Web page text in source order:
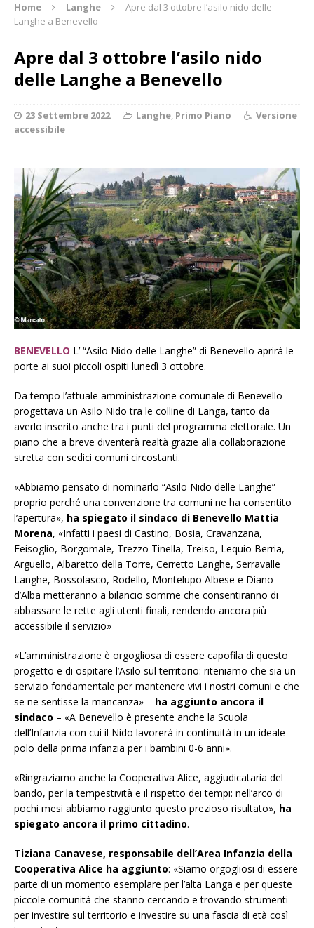
Home Langhe
Apre dal 3 ottobre l’asilo nido delle
Langhe a Benevello
Apre dal 3 ottobre l’asilo nido
delle Langhe a Benevello
23 Settembre 2022 Langhe, Primo Piano
Versione
accessibile
BENEVELLO L’ “Asilo Nido delle Langhe” di Benevello aprirà le
porte ai suoi piccoli ospiti lunedì 3 ottobre.
Da tempo l’attuale amministrazione comunale di Benevello
progettava un Asilo Nido tra le colline di Langa, tanto da
averlo inserito anche tra i punti del programma elettorale. Un
piano che a breve diventerà realtà grazie alla collaborazione
stretta con sedici comuni circostanti.
«Abbiamo pensato di nominarlo “Asilo Nido delle Langhe”
proprio perché una convenzione tra comuni ne ha consentito
l’apertura», ha spiegato il sindaco di Benevello Mattia
Morena, «Infatti i paesi di Castino, Bosia, Cravanzana,
Feisoglio, Borgomale, Trezzo Tinella, Treiso, Lequio Berria,
Arguello, Albaretto della Torre, Cerretto Langhe, Serravalle
Langhe, Bossolasco, Rodello, Montelupo Albese e Diano
d’Alba metteranno a bilancio somme che consentiranno di
abbassare le rette agli utenti finali, rendendo ancora più
accessibile il servizio»
«L’amministrazione è orgogliosa di essere capofila di questo
progetto e di ospitare l’Asilo sul territorio: riteniamo che sia un
servizio fondamentale per mantenere vivi i nostri comuni e che
se ne sentisse la mancanza» – ha aggiunto ancora il
sindaco – «A Benevello è presente anche la Scuola
dell’Infanzia con cui il Nido lavorerà in continuità in un ideale
polo della prima infanzia per i bambini 0-6 anni».
«Ringraziamo anche la Cooperativa Alice, aggiudicataria del
bando, per la tempestività e il rispetto dei tempi: nell’arco di
pochi mesi abbiamo raggiunto questo prezioso risultato», ha
spiegato ancora il primo cittadino.
Tiziana Canavese, responsabile dell’Area Infanzia della
Cooperativa Alice ha aggiunto: «Siamo orgogliosi di essere
parte di un momento esemplare per l’alta Langa e per queste
piccole comunità che stanno cercando e trovando strumenti
per investire sul territorio e investire su una fascia di età così